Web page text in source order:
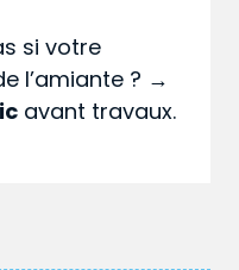
si votre
l’amiante ? →
avant travaux.